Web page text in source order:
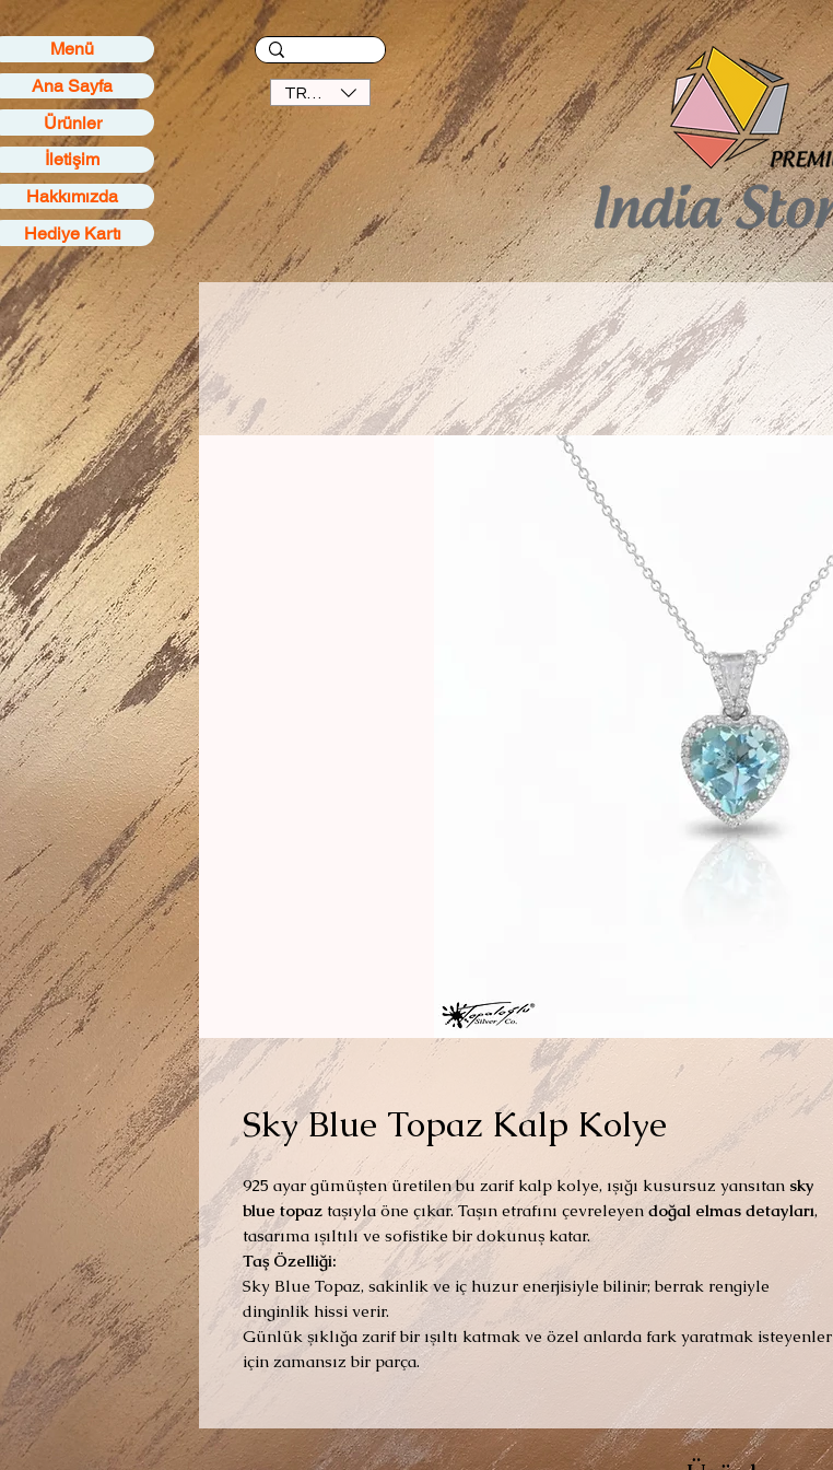
Menü
Ana Sayfa
Ürünler
İletişim
Hakkımızda
Hediye Kartı
TRY (₺)
Sky Blue Topaz Kalp Kolye
925 ayar gümüşten üretilen bu zarif kalp kolye, ışığı kusursuz yansıtan sky
blue topaz taşıyla öne çıkar. Taşın etrafını çevreleyen doğal elmas detayları,
tasarıma ışıltılı ve sofistike bir dokunuş katar.
Taş Özelliği:
Sky Blue Topaz, sakinlik ve iç huzur enerjisiyle bilinir; berrak rengiyle
dinginlik hissi verir.
Günlük şıklığa zarif bir ışıltı katmak ve özel anlarda fark yaratmak isteyenler
için zamansız bir parça.